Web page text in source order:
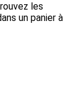
les
un panier à